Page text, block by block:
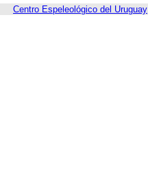
Centro Espeleológico del Uruguay